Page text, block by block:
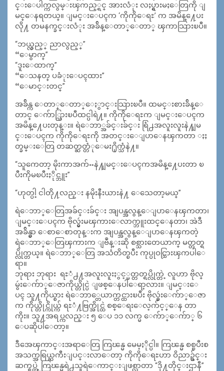
င္းေပါက္ကလွမ္းၾကည့္ရင္ အားလံုး လႈပ္ရွားမႈေတြကို ျ
မင္ေနရတယ္။ ျမင္းေပၚက ‘ကိုကိုေရႊ’ က အမိန္႔ေပး
လို႔ တမနက္ခင္းလံုး အခ်ိန္ေတာ္ေတာ္ ၾကာသြားၿပီ။
“ဘယ္လွည့္ ညာလွည့္”
“ေမွာက္”
“ဒူးေထာက္”
“ေသနတ္ ပခံုးေပၚထား”
“ေမာင္းတင္”
အခ်ိန္က ေတာ္ေတာ္ေႏွာင္းသြားၿပီ။ ထမင္းစားခ်ိန္ေ
တာင္ ေက်ာ္သြားၿပီထင္ပါရဲ႔။ ကိုကိုေရႊက ျမင္းေပၚက
အမိန္႔ေပးတုန္း။ ရဲေဘာ္အခ်င္းခ်င္း ရြံ႕အလူးလူးနဲ႔ျမ
င္းေပၚက ကိုကိုေရႊကို အတင္းေျပာေနၾကတာ ႏႈ
တ္ခမ္းေတြ တဆတ္ဆတ္တံုေမး႐ိုက္သံနဲ႔။
“သူကေတာ့ မိုးကာအက်ႌနဲ႔ျမင္းေပၚကအမိန္႔ေပးတာ ၿ
ပီးကိုမၿပီးႏိုင္ဘူး”
“ဟုတ္ပါ့ ငါတို႔လည္း နမိုးနီးယားနဲ႔ ေသေတာ့မယ္”
ရဲေဘာ္ေတြအခ်င္းခ်င္း အျပန္အလွန္ေျပာေနၾကတာ၊
ျမင္းေပၚက ဗိုလ္မွဴးမၾကားေလာက္ဘူးထင္ေနတာ၊ အဲဒီ
အခ်ိန္မွာ ေစာေစာတုန္းက အျပန္အလွန္ေျပာေနၾကတဲ့
ရဲေဘာ္ေတြၾကားက ျဗဳန္းဆို စစ္သားတေယာက္ မတ္တတ္ရ
ပ္လိုက္တယ္။ ရဲေဘာ္ေတြ အသံတိတ္ၿပီး ကုပ္ပုဝင္သြားၾကပါေ
ရာ။
ဘုရား ဘုရား ရႊံ႕႔အလူးလူးႏွင့္မတ္တတ္ရပ္လိုက္တဲ့ လူဟာ ဗိုလ္
မွဴးေက်ာ္ေဇာကိုယ္တိုင္ပဲ ျဖစ္ေနပါေရာ့လား။ ျမင္းေ
ပၚ သူ႔ကိုယ္စား ရဲေဘာ္တေယာက္တင္ထားၿပီး ဗိုလ္မွဴးေက်ာ္ေဇာ
က ကိုယ္တိုင္ကိုယ္က် ရႊံ႔ဗြက္အိုင္ထဲ စစ္ေရးေလ့က်င့္ေန တာ
ကိုး။ သူ႔အရပ္ကလည္း ၅ ေပ ၁၁ လက္မ ေက်ာ္ေက်ာ္ ၆
ေပဆိုပါေတာ့။
ဒီအေၾကာင္းအရာေတြ ကြၽန္မ မေမ့ႏိုင္ပါ။ ကြၽန္မ စစ္ၿပီးစ
အသက္အရြယ္ႀကီးျပင္းလာေတာ့ ကိုကိုေရႊဟာ ဝိညာဥ္ခ်င္း
ဆက္စပ္တဲ့ ကြၽန္မရဲ႕သူရဲေကာင္းျဖစ္လာတာ “ဒို႔တိုင္းဌာနီ”